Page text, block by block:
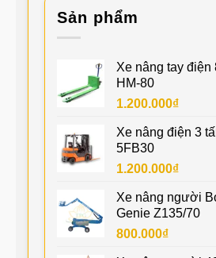
Sản phẩm
Xe nâng tay điện
HM-80
1.200.000₫
Xe nâng điện 3
5FB30
1.200.000₫
Xe nâng người
Genie Z135/70
800.000₫